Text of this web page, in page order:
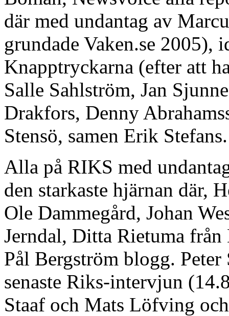
där med undantag av
grundade Vaken.se 2005),
Knapptryckarna (efter att
Salle Sahlström, Jan
Drakfors, Denny
Stensö, samen Erik Stefans.
Alla på RIKS med
den starkaste hjärnan där,
Ole Dammegård, Johan
Jerndal, Ditta Rietuma
Pål Bergström blogg.
senaste Riks-intervjun
Staaf och Mats Löfving